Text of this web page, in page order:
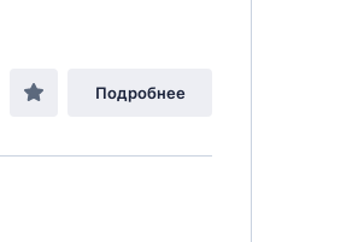
Подробнее